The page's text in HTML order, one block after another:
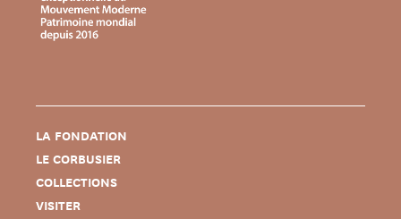
LA FONDATION
LE CORBUSIER
COLLECTIONS
VISITER